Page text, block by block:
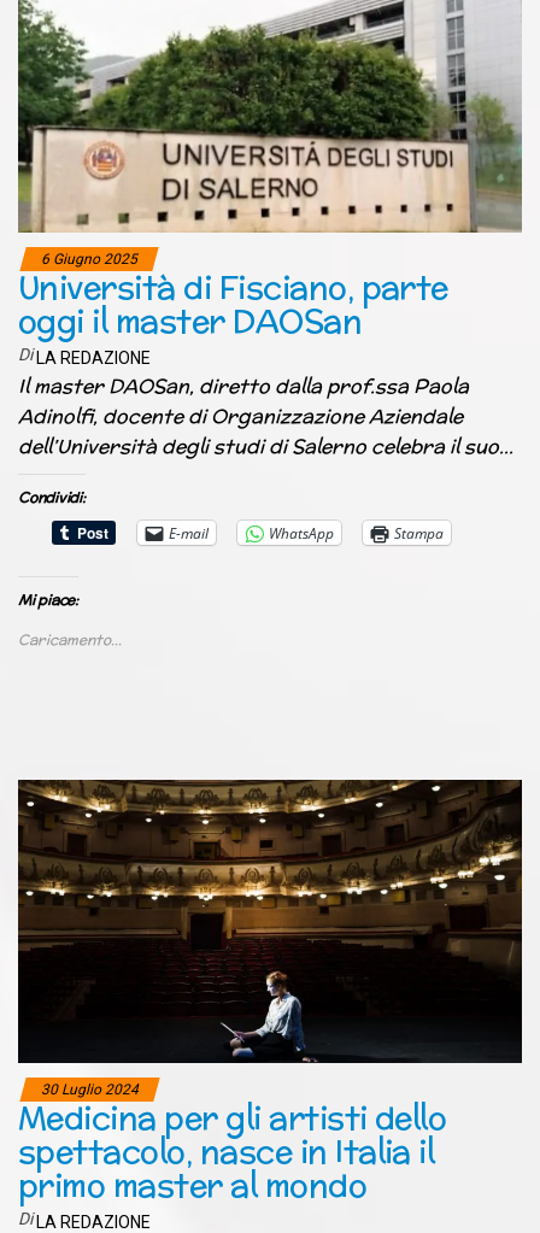
6 Giugno 2025
Università di Fisciano, parte
oggi il master DAOSan
Di LA REDAZIONE
Il master DAOSan, diretto dalla prof.ssa Paola
Adinolfi, docente di Organizzazione Aziendale
dell’Università degli studi di Salerno celebra il suo…
Condividi:
E-mail
WhatsApp Stampa
Mi piace:
Caricamento...
30 Luglio 2024
Medicina per gli artisti dello
spettacolo, nasce in Italia il
primo master al mondo
Di LA REDAZIONE